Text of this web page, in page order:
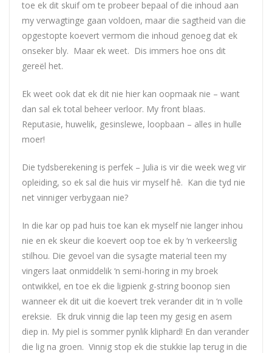
toe ek dit skuif om te probeer bepaal of die inhoud aan
my verwagtinge gaan voldoen, maar die sagtheid van die
opgestopte koevert vermom die inhoud genoeg dat ek
onseker bly. Maar ek weet. Dis immers hoe ons dit
gereël het.
Ek weet ook dat ek dit nie hier kan oopmaak nie – want
dan sal ek total beheer verloor. My front blaas.
Reputasie, huwelik, gesinslewe, loopbaan – alles in hulle
moer!
Die tydsberekening is perfek – Julia is vir die week weg vir
opleiding, so ek sal die huis vir myself hê. Kan die tyd nie
net vinniger verbygaan nie?
In die kar op pad huis toe kan ek myself nie langer inhou
nie en ek skeur die koevert oop toe ek by ‘n verkeerslig
stilhou. Die gevoel van die sysagte material teen my
vingers laat onmiddelik ‘n semi-horing in my broek
ontwikkel, en toe ek die ligpienk g-string boonop sien
wanneer ek dit uit die koevert trek verander dit in ‘n volle
ereksie. Ek druk vinnig die lap teen my gesig en asem
diep in. My piel is sommer pynlik kliphard! En dan verander
die lig na groen. Vinnig stop ek die stukkie lap terug in die